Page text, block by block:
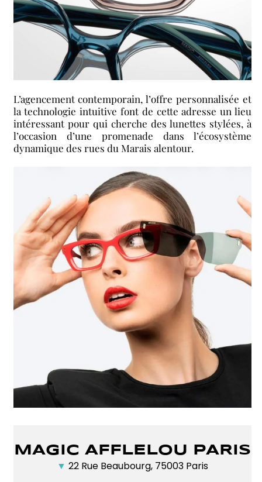
L’agencement contemporain, l’offre personnalisée et
la technologie intuitive font de cette adresse un lieu
intéressant pour qui cherche des lunettes stylées, à
l’occasion d’une promenade dans l’écosystème
dynamique des rues du Marais alentour.
MAGIC AFFLELOU PARIS
▼ 22 Rue Beaubourg, 75003 Paris